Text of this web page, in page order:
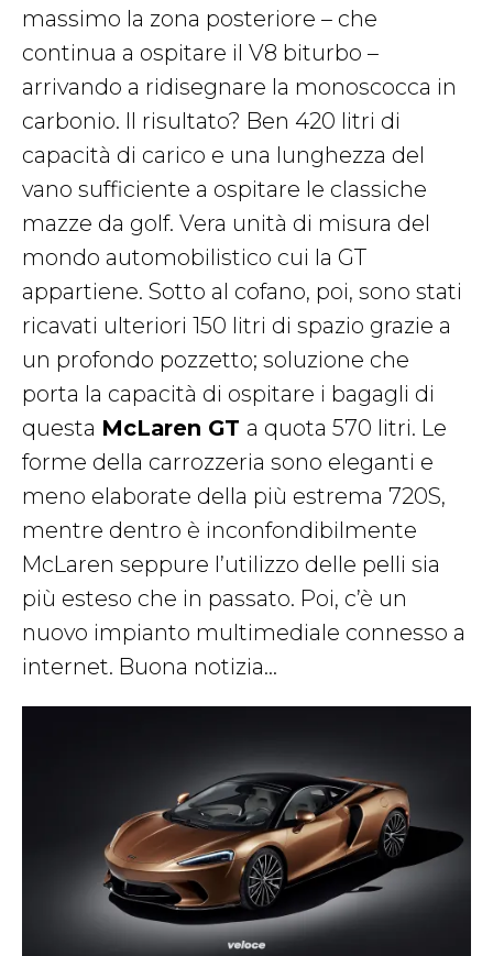
massimo la zona posteriore – che
continua a ospitare il V8 biturbo –
arrivando a ridisegnare la monoscocca in
carbonio. Il risultato? Ben 420 litri di
capacità di carico e una lunghezza del
vano sufficiente a ospitare le classiche
mazze da golf. Vera unità di misura del
mondo automobilistico cui la GT
appartiene. Sotto al cofano, poi, sono stati
ricavati ulteriori 150 litri di spazio grazie a
un profondo pozzetto; soluzione che
porta la capacità di ospitare i bagagli di
questa McLaren GT a quota 570 litri. Le
forme della carrozzeria sono eleganti e
meno elaborate della più estrema 720S,
mentre dentro è inconfondibilmente
McLaren seppure l’utilizzo delle pelli sia
più esteso che in passato. Poi, c’è un
nuovo impianto multimediale connesso a
internet. Buona notizia…